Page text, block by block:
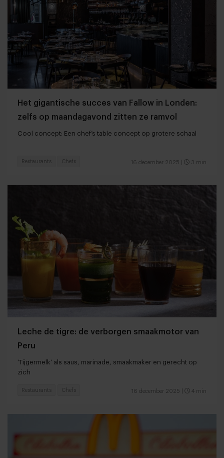
Het gigantische succes van Fallow in Londen:
zelfs op maandagavond zitten ze ramvol
Cool concept: Een chef’s table concept op grotere schaal
16 december 2025 3 min
Restaurants Chefs
Leche de tigre: de verborgen smaakmotor van
Peru
‘Tijgermelk’ als saus, marinade, smaakmaker en gerecht op
zich
16 december 2025 4 min
Restaurants Chefs